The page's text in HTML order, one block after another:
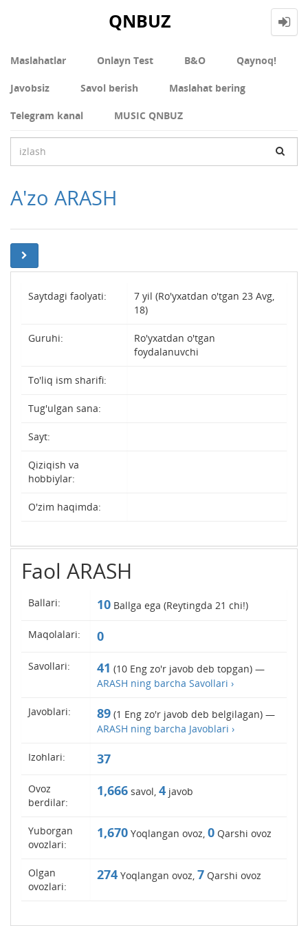
QNBUZ
Maslahatlar Onlayn Test В&О Qaynoq!
Javobsiz Savol berish Maslahat bering
Telegram kanal MUSIC QNBUZ
A'zo ARASH
Saytdagi faolyati:
7 yil (Ro'yxatdan o'tgan 23 Avg,
18)
Guruhi:
Ro'yxatdan o'tgan
foydalanuvchi
To'liq ism sharifi:
Tug'ulgan sana:
Sayt:
Qiziqish va
hobbiylar:
O'zim haqimda:
Faol ARASH
Ballari: 10 Ballga ega (Reytingda 21 chi!)
Maqolalari: 0
Savollari: 41 (10 Eng zo'r javob deb topgan) —
ARASH ning barcha Savollari ›
Javoblari: 89 (1 Eng zo'r javob deb belgilagan) —
ARASH ning barcha Javoblari ›
Izohlari: 37
Ovoz
berdilar:
1,666 savol, 4 javob
Yuborgan
ovozlari:
1,670 Yoqlangan ovoz, 0 Qarshi ovoz
Olgan
ovozlari:
274 Yoqlangan ovoz, 7 Qarshi ovoz